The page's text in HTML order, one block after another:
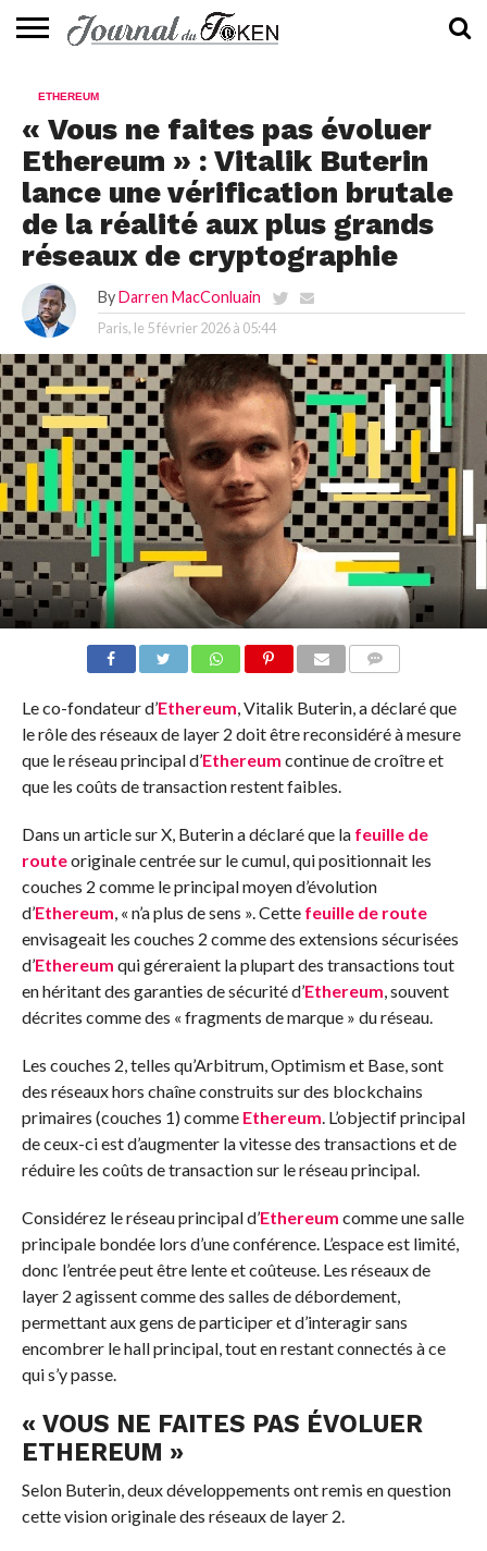
📰
EVALUATION
GUIDE
TENDANCES
À
CONTACTEZ-
ETHEREUM
« Vous ne faites pas évoluer
Ethereum » : Vitalik Buterin
lance une vérification brutale
de la réalité aux plus grands
réseaux de cryptographie
By Darren MacConluain
Paris, le 5 février 2026 à 05:44
Le co-fondateur d’Ethereum, Vitalik Buterin, a déclaré que
le rôle des réseaux de layer 2 doit être reconsidéré à mesure
que le réseau principal d’Ethereum continue de croître et
que les coûts de transaction restent faibles.
Dans un article sur X, Buterin a déclaré que la feuille de
routeoriginale centrée sur le cumul, qui positionnait les
couches 2 comme le principal moyen d’évolution
d’Ethereum, « n’a plus de sens ». Cette feuille de route
envisageait les couches 2 comme des extensions sécurisées
d’Ethereum qui géreraient la plupart des transactions tout
en héritant des garanties de sécurité d’Ethereum, souvent
décrites comme des « fragments de marque » du réseau.
Les couches 2, telles qu’Arbitrum, Optimism et Base, sont
des réseaux hors chaîne construits sur des blockchains
primaires (couches 1) comme Ethereum. L’objectif principal
de ceux-ci est d’augmenter la vitesse des transactions et de
réduire les coûts de transaction sur le réseau principal.
Considérez le réseau principal d’Ethereum comme une salle
principale bondée lors d’une conférence. L’espace est limité,
donc l’entrée peut être lente et coûteuse. Les réseaux de
layer 2 agissent comme des salles de débordement,
permettant aux gens de participer et d’interagir sans
encombrer le hall principal, tout en restant connectés à ce
qui s’y passe.
« VOUS NE FAITES PAS ÉVOLUER
ETHEREUM »
Selon Buterin, deux développements ont remis en question
cette vision originale des réseaux de layer 2.